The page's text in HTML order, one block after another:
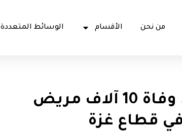
من نحن الأقسام الوسائط المتعددة
بفعل الإبادة وتداعياتها .. وفاة 10 آلاف مريض
في قطاع غزة